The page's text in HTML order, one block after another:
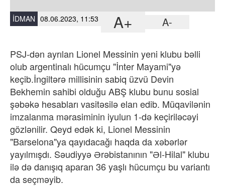
İDMAN 08.06.2023, 11:53 A+ A-
PSJ-dən ayrılan Lionel Messinin yeni klubu bəlli
olub argentinalı hücumçu "İnter Mayami"yə
keçib.İngiltərə millisinin sabiq üzvü Devin
Bekhemin sahibi olduğu ABŞ klubu bunu sosial
şəbəkə hesabları vasitəsilə elan edib. Müqavilənin
imzalanma mərasiminin iyulun 1-də keçiriləcəyi
gözlənilir. Qeyd edək ki, Lionel Messinin
"Barselona"ya qayıdacağı haqda da xəbərlər
yayılmışdı. Səudiyyə Ərəbistanının "Əl-Hilal" klubu
ilə də danışıq aparan 36 yaşlı hücumçu bu variantı
da seçməyib.